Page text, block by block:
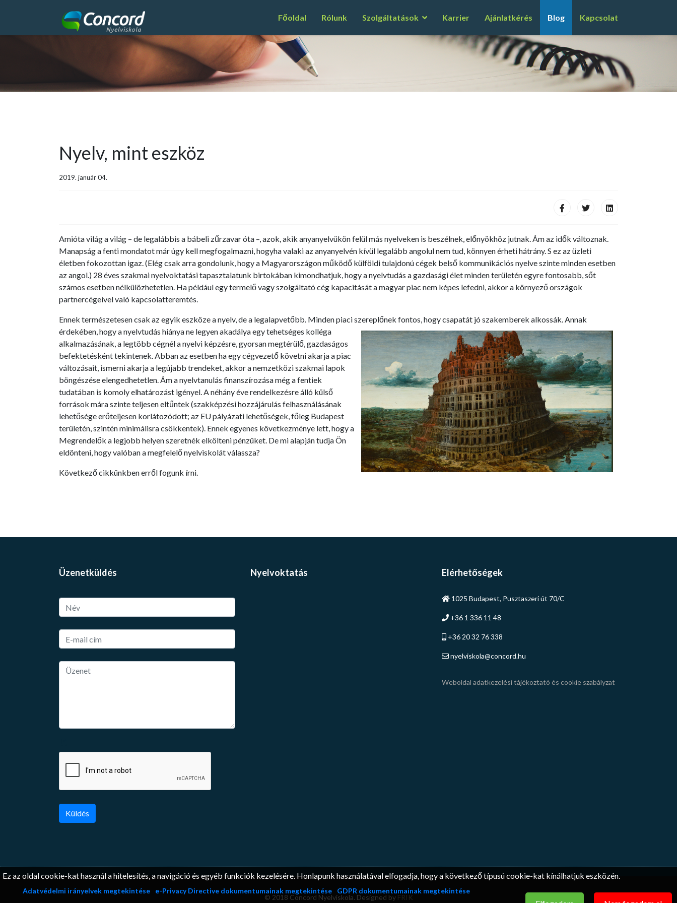
Főoldal Rólunk Szolgáltatások Karrier Ajánlatkérés Blog Kapcsolat
Nyelv, mint eszköz
2019. január 04.
Amióta világ a világ – de legalábbis a bábeli zűrzavar óta –, azok, akik anyanyelvükön felül más nyelveken is beszélnek, előnyökhöz jutnak. Ám az idők változnak.
Manapság a fenti mondatot már úgy kell megfogalmazni, hogyha valaki az anyanyelvén kívül legalább angolul nem tud, könnyen érheti hátrány. S ez az üzleti
életben fokozottan igaz. (Elég csak arra gondolunk, hogy a Magyarországon működő külföldi tulajdonú cégek belső kommunikációs nyelve szinte minden esetben
az angol.) 28 éves szakmai nyelvoktatási tapasztalatunk birtokában kimondhatjuk, hogy a nyelvtudás a gazdasági élet minden területén egyre fontosabb, sőt
számos esetben nélkülözhetetlen. Ha például egy termelő vagy szolgáltató cég kapacitását a magyar piac nem képes lefedni, akkor a környező országok
partnercégeivel való kapcsolatteremtés.
Ennek természetesen csak az egyik eszköze a nyelv, de a legalapvetőbb. Minden piaci szereplőnek fontos, hogy csapatát jó szakemberek alkossák. Annak
érdekében, hogy a nyelvtudás hiánya ne legyen akadálya egy tehetséges kolléga
alkalmazásának, a legtöbb cégnél a nyelvi képzésre, gyorsan megtérülő, gazdaságos
befektetésként tekintenek. Abban az esetben ha egy cégvezető követni akarja a piac
változásait, ismerni akarja a legújabb trendeket, akkor a nemzetközi szakmai lapok
böngészése elengedhetetlen. Ám a nyelvtanulás finanszírozása még a fentiek
tudatában is komoly elhatározást igényel. A néhány éve rendelkezésre álló külső
források mára szinte teljesen eltűntek (szakképzési hozzájárulás felhasználásának
lehetősége erőteljesen korlátozódott; az EU pályázati lehetőségek, főleg Budapest
területén, szintén minimálisra csökkentek). Ennek egyenes következménye lett, hogy a
Megrendelők a legjobb helyen szeretnék elkölteni pénzüket. De mi alapján tudja Ön
eldönteni, hogy valóban a megfelelő nyelviskolát válassza?
Következő cikkünkben erről fogunk írni.
Üzenetküldés
Küldés
Nyelvoktatás Elérhetőségek
1025 Budapest, Pusztaszeri út 70/C
+36 1 336 11 48
+36 20 32 76 338
nyelviskola@concord.hu
Weboldal adatkezelési tájékoztató és cookie szabályzat
© 2018 Concord Nyelviskola. Designed by FRIK
Ez az oldal cookie-kat használ a hitelesítés, a navigáció és egyéb funkciók kezelésére. Honlapunk használatával elfogadja, hogy a következő típusú cookie-kat kínálhatjuk eszközén.
Adatvédelmi irányelvek megtekintése e-Privacy Directive dokumentumainak megtekintése GDPR dokumentumainak megtekintése